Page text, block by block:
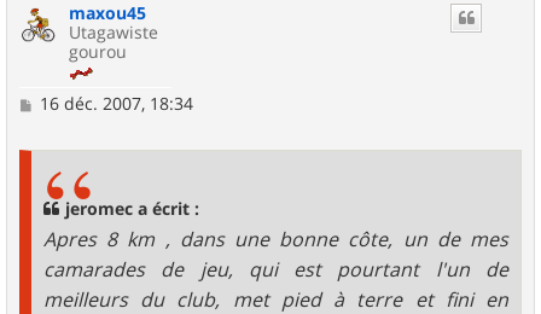
maxou45
Utagawiste
gourou
M16 déc. 2007, 18:34
jeromec a écrit :
Apres 8 km , dans une bonne côte, un de mes
camarades de jeu, qui est pourtant l'un de
meilleurs du club, met pied à terre et fini en